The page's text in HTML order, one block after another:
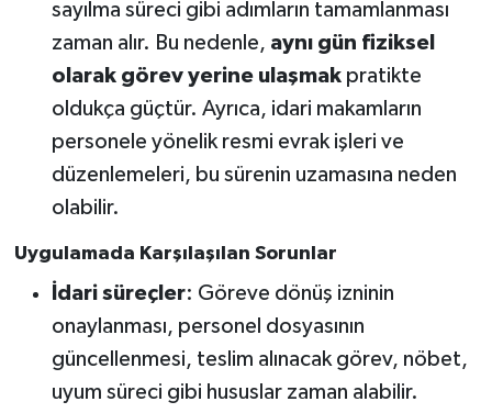
sayılma süreci gibi adımların tamamlanması
zaman alır. Bu nedenle, aynı gün fiziksel
olarak görev yerine ulaşmakpratikte
oldukça güçtür. Ayrıca, idari makamların
personele yönelik resmi evrak işleri ve
düzenlemeleri, bu sürenin uzamasına neden
olabilir.
Uygulamada Karşılaşılan Sorunlar
İdari süreçler: Göreve dönüş izninin
onaylanması, personel dosyasının
güncellenmesi, teslim alınacak görev, nöbet,
uyum süreci gibi hususlar zaman alabilir.